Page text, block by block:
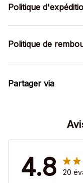
Politique
Politique de
Partager via
4.8 20